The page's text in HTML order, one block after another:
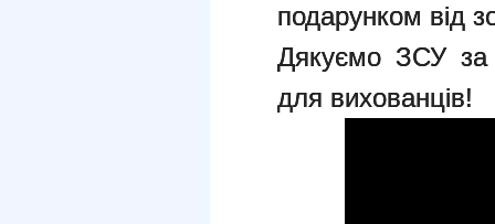
подарунком від
Дякуємо ЗСУ за
для вихованців!